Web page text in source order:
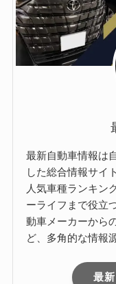
最新自動車情報は
した総合情報サイ
人気車種ランキン
ーライフまで役立
動車メーカーから
ど、多角的な情報
最